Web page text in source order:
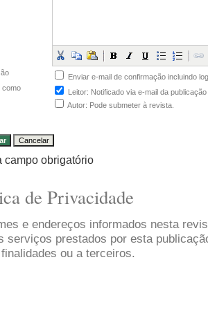
Enviar e-mail de confirmação incluindo
como
Leitor: Notificado via e-mail da
Autor: Pode submeter à revista.
campo obrigatório
de Privacidade
e endereços informados nesta
serviços prestados por esta
ou a terceiros.